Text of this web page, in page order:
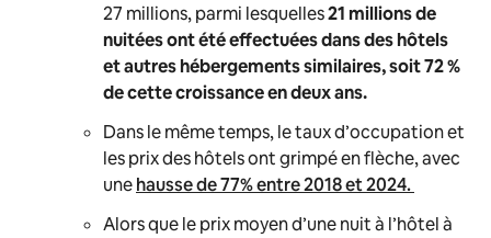
27 millions, parmi lesquelles21 millions de
nuitées ont été effectuées dans des hôtels
et autres hébergements similaires, soit 72 %
de cette croissance en deux ans.
Dans le même temps, le taux d’occupation et
les prix des hôtels ont grimpé en flèche, avec
unehausse de 77% entre 2018 et 2024.
Alors que le prix moyen d’une nuit à l’hôtel à